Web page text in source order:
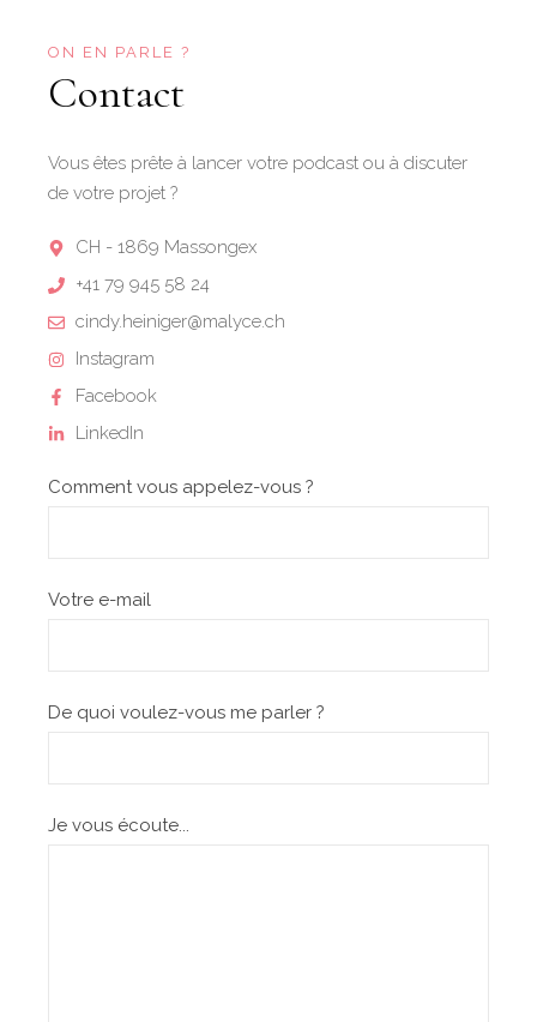
ON EN PARLE ?
Contact
Vous êtes prête à lancer votre podcast ou à discuter
de votre projet ?
CH - 1869 Massongex
+41 79 945 58 24
cindy.heiniger@malyce.ch
Instagram
Facebook
LinkedIn
Comment vous appelez-vous ?
Votre e-mail
De quoi voulez-vous me parler ?
Je vous écoute...